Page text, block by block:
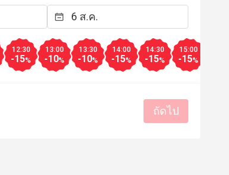
12:30
-15%
13:00
-10%
13:30
-10%
14:00
-15%
14:30
-15%
15:00
-15%
ถัดไป